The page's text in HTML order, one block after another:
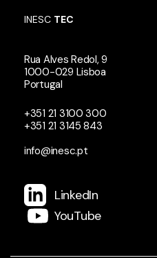
INESC TEC
Rua Alves Redol, 9
1000-029 Lisboa
Portugal
+351 21 3100 300
+351 21 3145 843
info@inesc.pt
LinkedIn
YouTube